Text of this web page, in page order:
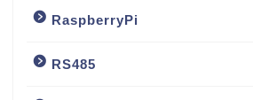
RaspberryPi
RS485